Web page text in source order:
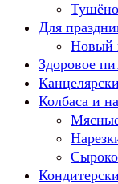
Для
Новый
Здоровое
Колбаса и